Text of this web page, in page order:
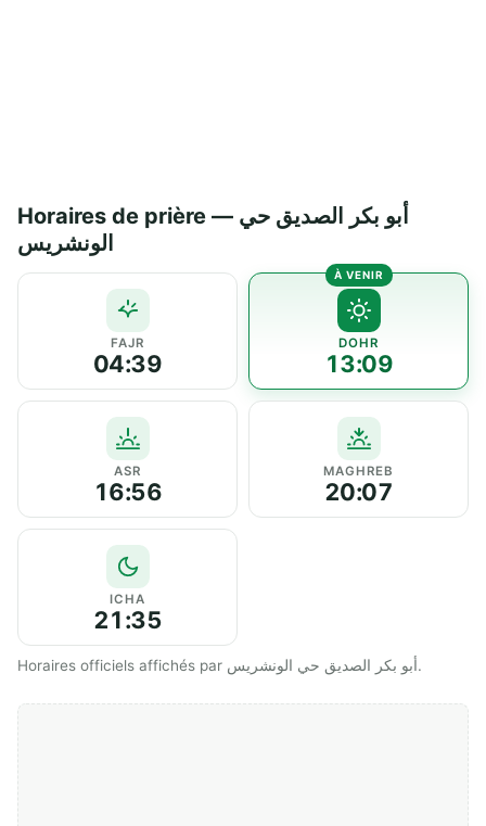
Horaires de prière — أبو بكر الصديق حي
الونشريس
FAJR
04:39
DOHR
13:09
ASR
16:56
MAGHREB
20:07
ICHA
21:35
Horaires officiels affichés par أبو بكر الصديق حي الونشريس.